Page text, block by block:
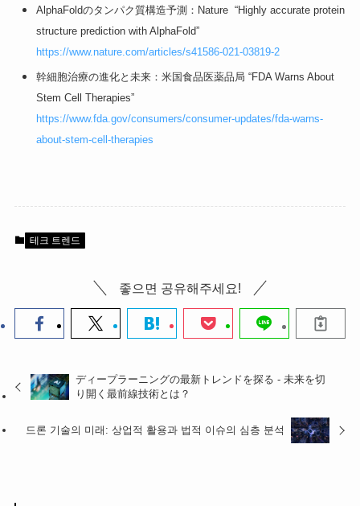
AlphaFoldのタンパク質構造予測：Nature “Highly accurate protein
structure prediction with AlphaFold”
https://www.nature.com/articles/s41586-021-03819-2
幹細胞治療の進化と未来：米国食品医薬品局 “FDA Warns About
Stem Cell Therapies”
https://www.fda.gov/consumers/consumer-updates/fda-warns-
about-stem-cell-therapies
테크 트렌드
좋으면 공유해주세요!
ディープラーニングの最新トレンドを探る - 未来を切
り開く最前線技術とは？
드론 기술의 미래: 상업적 활용과 법적 이슈의 심층 분석